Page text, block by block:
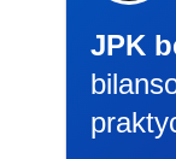
JPK